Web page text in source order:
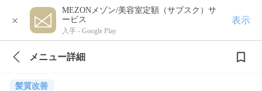
×
MEZONメゾン/美容室定額（サブスク）サ
ービス
入手 - Google Play
表示
メニュー詳細
髪質改善